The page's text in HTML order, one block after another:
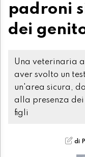
padroni
dei
Una veterinaria
aver svolto un
un'area sicura,
alla presenza
figli
di